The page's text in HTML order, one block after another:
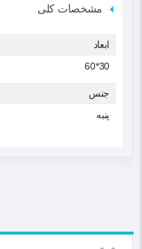
مشخصات کلی
ابعاد
30*60
جنس
پنبه